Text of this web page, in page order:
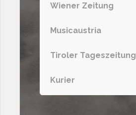
Wiener Zeitung
Musicaustria
Tiroler Tageszeitung
Kurier